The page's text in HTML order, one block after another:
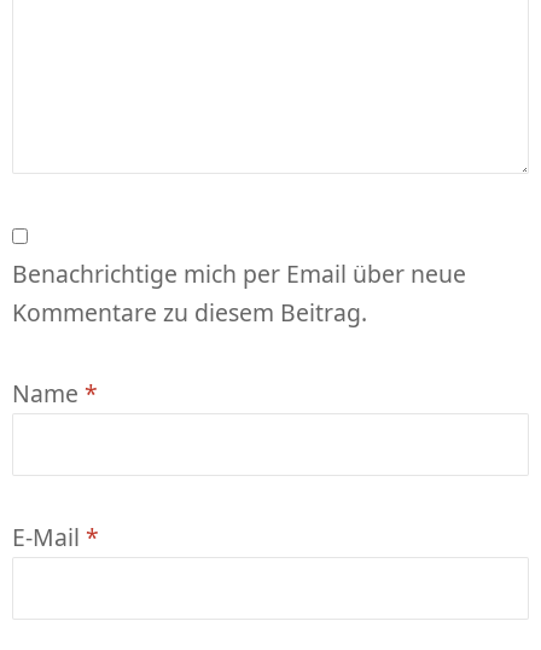
Benachrichtige mich per Email über neue
Kommentare zu diesem Beitrag.
Name *
E-Mail *